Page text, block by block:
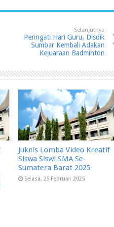
Selanjutnya
Peringati Hari Guru, Disdik
Sumbar Kembali Adakan
Kejuaraan Badminton
Juknis Lomba Video Kreatif
Siswa Siswi SMA Se-
Sumatera Barat 2025
Selasa, 25 Februari 2025